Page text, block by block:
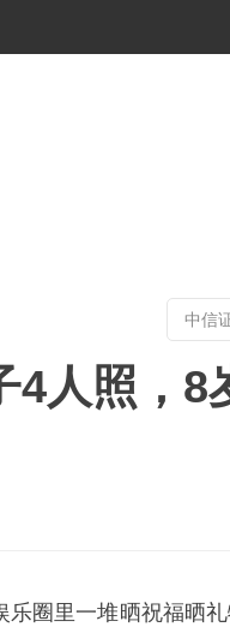
4人照，8
乐圈里一堆晒祝福晒